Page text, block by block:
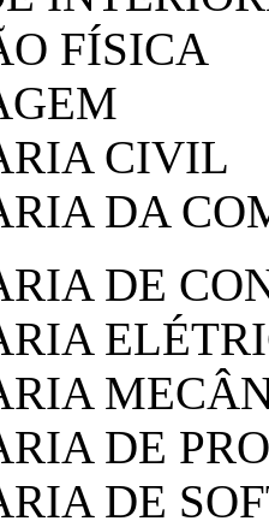
FÍSICA
CIVIL
DA
DE
DE
DE